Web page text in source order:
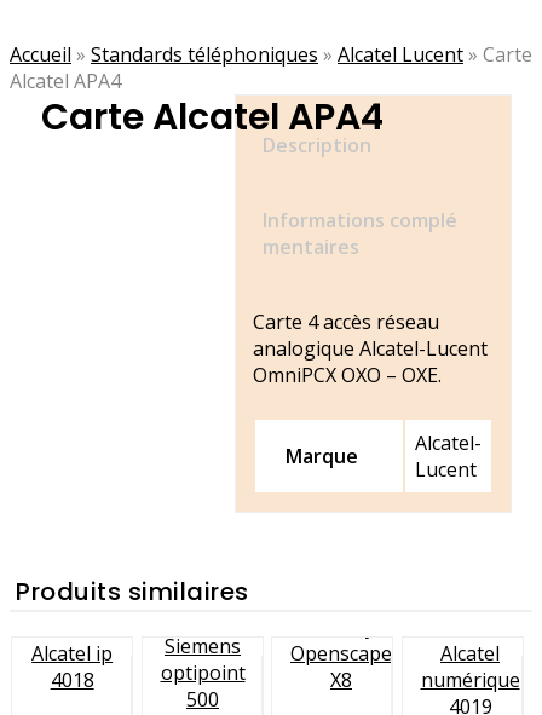
Accueil » Standards téléphoniques » Alcatel Lucent» Carte
Alcatel APA4
Carte Alcatel APA4
Description
Informations complé
mentaires
Carte 4 accès réseau
analogique Alcatel-Lucent
OmniPCX OXO – OXE.
Marque
Alcatel-
Lucent
Produits similaires